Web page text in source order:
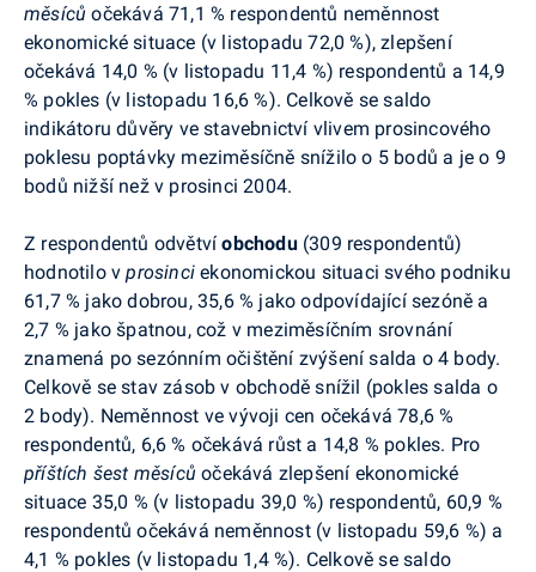
měsíců očekává 71,1 % respondentů neměnnost
ekonomické situace (v listopadu 72,0 %), zlepšení
očekává 14,0 % (v listopadu 11,4 %) respondentů a 14,9
% pokles (v listopadu 16,6 %). Celkově se saldo
indikátoru důvěry ve stavebnictví vlivem prosincového
poklesu poptávky meziměsíčně snížilo o 5 bodů a je o 9
bodů nižší než v prosinci 2004.
Z respondentů odvětvíobchodu(309 respondentů)
hodnotilo vprosinciekonomickou situaci svého podniku
61,7 % jako dobrou, 35,6 % jako odpovídající sezóně a
2,7 % jako špatnou, což v meziměsíčním srovnání
znamená po sezónním očištění zvýšení salda o 4 body.
Celkově se stav zásob v obchodě snížil (pokles salda o
2 body). Neměnnost ve vývoji cen očekává 78,6 %
respondentů, 6,6 % očekává růst a 14,8 % pokles. Pro
příštích šest měsíců očekává zlepšení ekonomické
situace 35,0 % (v listopadu 39,0 %) respondentů, 60,9 %
respondentů očekává neměnnost (v listopadu 59,6 %) a
4,1 % pokles (v listopadu 1,4 %). Celkově se saldo